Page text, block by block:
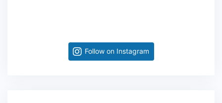
Follow on Instagram